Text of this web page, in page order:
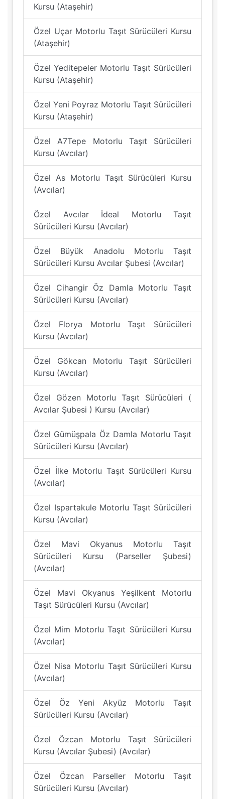
Kursu (Ataşehir)
Özel Uçar Motorlu Taşıt Sürücüleri Kursu
(Ataşehir)
Özel Yeditepeler Motorlu Taşıt Sürücüleri
Kursu (Ataşehir)
Özel Yeni Poyraz Motorlu Taşıt Sürücüleri
Kursu (Ataşehir)
Özel A7Tepe Motorlu Taşıt Sürücüleri
Kursu (Avcılar)
Özel As Motorlu Taşıt Sürücüleri Kursu
(Avcılar)
Özel Avcılar İdeal Motorlu Taşıt
Sürücüleri Kursu (Avcılar)
Özel Büyük Anadolu Motorlu Taşıt
Sürücüleri Kursu Avcılar Şubesi (Avcılar)
Özel Cihangir Öz Damla Motorlu Taşıt
Sürücüleri Kursu (Avcılar)
Özel Florya Motorlu Taşıt Sürücüleri
Kursu (Avcılar)
Özel Gökcan Motorlu Taşıt Sürücüleri
Kursu (Avcılar)
Özel Gözen Motorlu Taşıt Sürücüleri (
Avcılar Şubesi ) Kursu (Avcılar)
Özel Gümüşpala Öz Damla Motorlu Taşıt
Sürücüleri Kursu (Avcılar)
Özel İlke Motorlu Taşıt Sürücüleri Kursu
(Avcılar)
Özel Ispartakule Motorlu Taşıt Sürücüleri
Kursu (Avcılar)
Özel Mavi Okyanus Motorlu Taşıt
Sürücüleri Kursu (Parseller Şubesi)
(Avcılar)
Özel Mavi Okyanus Yeşilkent Motorlu
Taşıt Sürücüleri Kursu (Avcılar)
Özel Mim Motorlu Taşıt Sürücüleri Kursu
(Avcılar)
Özel Nisa Motorlu Taşıt Sürücüleri Kursu
(Avcılar)
Özel Öz Yeni Akyüz Motorlu Taşıt
Sürücüleri Kursu (Avcılar)
Özel Özcan Motorlu Taşıt Sürücüleri
Kursu (Avcılar Şubesi) (Avcılar)
Özel Özcan Parseller Motorlu Taşıt
Sürücüleri Kursu (Avcılar)